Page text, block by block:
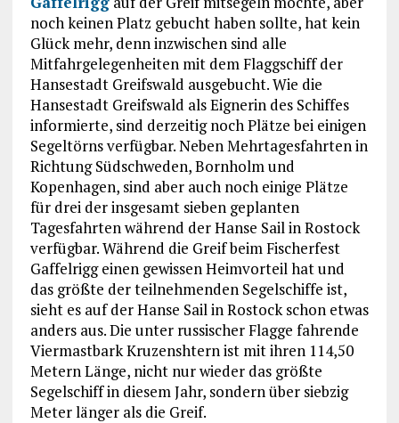
noch keinen Platz gebucht haben sollte, hat kein
Glück mehr, denn inzwischen sind alle
Mitfahrgelegenheiten mit dem Flaggschiff der
Hansestadt Greifswald ausgebucht. Wie die
Hansestadt Greifswald als Eignerin des Schiffes
informierte, sind derzeitig noch Plätze bei einigen
Segeltörns verfügbar. Neben Mehrtagesfahrten in
Richtung Südschweden, Bornholm und
Kopenhagen, sind aber auch noch einige Plätze
für drei der insgesamt sieben geplanten
Tagesfahrten während der Hanse Sail in Rostock
verfügbar. Während die Greif beim Fischerfest
Gaffelrigg einen gewissen Heimvorteil hat und
das größte der teilnehmenden Segelschiffe ist,
sieht es auf der Hanse Sail in Rostock schon etwas
anders aus. Die unter russischer Flagge fahrende
Viermastbark Kruzenshtern ist mit ihren 114,50
Metern Länge, nicht nur wieder das größte
Segelschiff in diesem Jahr, sondern über siebzig
Meter länger als die Greif.